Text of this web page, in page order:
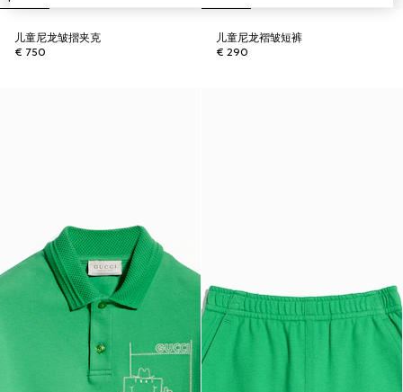
儿童尼龙皱摺夹克
€ 750
儿童尼龙褶皱短裤
€ 290